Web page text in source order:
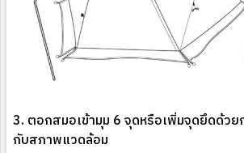
3. ตอกสมอเข้ามุม 6 จุดหรือเพิ่มจุดยึดด้วย
กับสภาพแวดล้อม